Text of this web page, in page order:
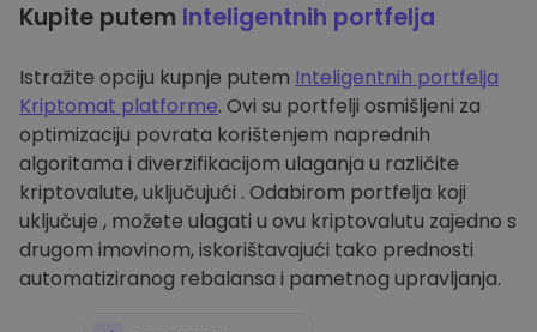
Kupite putem Inteligentnih portfelja
Istražite opciju kupnje putem Inteligentnih portfelja
Kriptomat platforme. Ovi su portfelji osmišljeni za
optimizaciju povrata korištenjem naprednih
algoritama i diverzifikacijom ulaganja u različite
kriptovalute, uključujući . Odabirom portfelja koji
uključuje , možete ulagati u ovu kriptovalutu zajedno s
drugom imovinom, iskorištavajući tako prednosti
automatiziranog rebalansa i pametnog upravljanja.